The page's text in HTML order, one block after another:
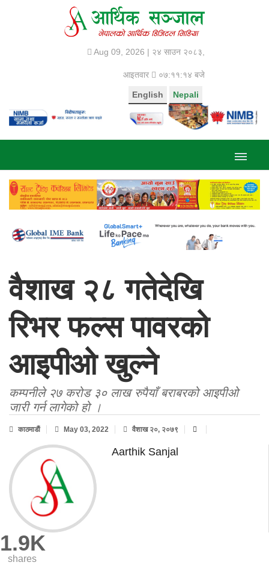
Aug 09, 2026 | २४ साउन २०८३,
आइतवार ०७:११:१५ बजे
Nepali
English
वैशाख २८ गतेदेखि
रिभर फल्स पावरको
आइपीओ खुल्ने
कम्पनीले २७ करोड ३० लाख रुपैयाँ बराबरको आइपीओ
जारी गर्न लागेको हो ।
काठमाडाैं May 03, 2022 वैशाख २०, २०७९
Aarthik Sanjal
1.9K
shares